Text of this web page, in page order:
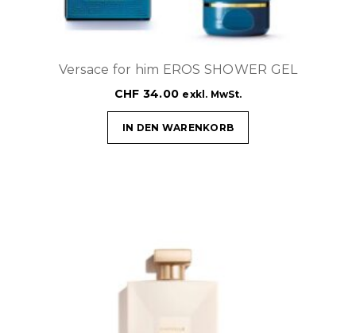
Versace for him EROS SHOWER GEL
CHF 34.00 exkl. MwSt.
IN DEN WARENKORB